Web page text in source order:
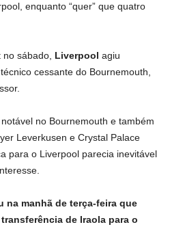
enquanto “quer” que quatro
sábado, Liverpool agiu
cessante do Bournemouth,
no Bournemouth e também
Leverkusen e Crystal Palace
para o Liverpool parecia inevitável
na manhã de terça-feira que
de Iraola para o